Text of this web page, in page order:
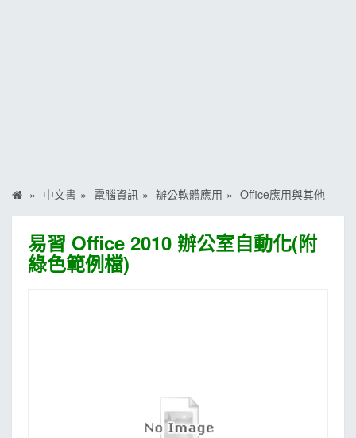
中文書 電腦資訊 辦公軟體應用 Office應用與其他
易習 Office 2010 辦公室自動化(附
綠色範例檔)